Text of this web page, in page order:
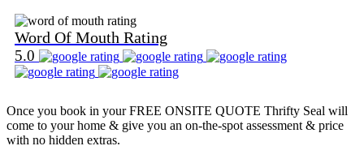
Word Of Mouth Rating
5.0
Once you book in yourFREE ONSITE QUOTE Thrifty Seal will
come to your home & give you an on-the-spot assessment & price
with no hidden extras.